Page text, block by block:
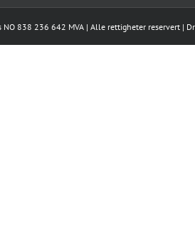
NO 838 236 642 MVA | Alle rettigheter reservert |